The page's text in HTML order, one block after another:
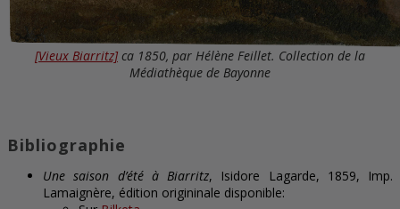
[Vieux Biarritz] ca 1850, par Hélène Feillet. Collection de la
Médiathèque de Bayonne
Bibliographie
Une saison d’été à Biarritz, Isidore Lagarde, 1859, Imp.
Lamaignère, édition origininale disponible: